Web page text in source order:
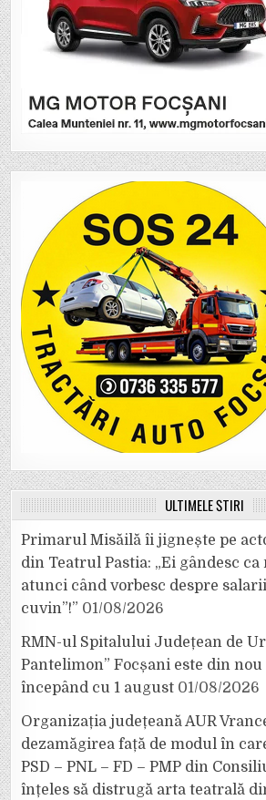
ULTIMELE ȘTIRI
Primarul Misăilă îi jignește pe
din Teatrul Pastia: „Ei gândesc
atunci când vorbesc despre
cuvin”!” 01/08/2026
RMN-ul Spitalului Județean de
Pantelimon” Focșani este din
începând cu 1 august 01/08/2026
Organizația județeană AUR
dezamăgirea față de modul în
PSD – PNL – FD – PMP din
înțeles să distrugă arta teatrală